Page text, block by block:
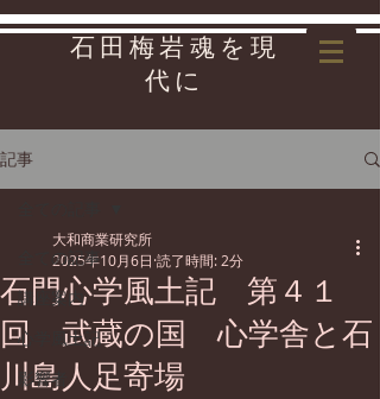
石田梅岩魂を現
代に
記事
全ての記事
講座案内
心学風土記
影響者
石門心学風土記 第４１
回 武蔵の国 心学舎と石
川島人足寄場
大和商業研究所
2025年10月6日 読了時間: 2分